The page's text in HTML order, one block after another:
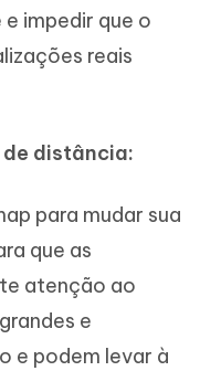
impedir que o
reais
distância:
para mudar sua
que as
atenção ao
e
e podem levar à